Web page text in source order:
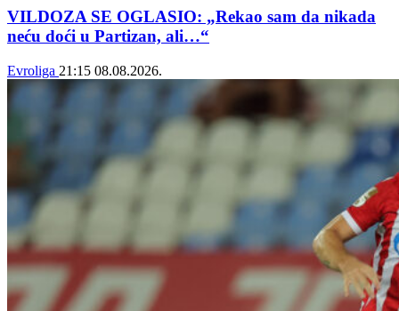
VILDOZA SE OGLASIO: „Rekao sam da nikada
neću doći u Partizan, ali…“
Evroliga 21:15 08.08.2026.